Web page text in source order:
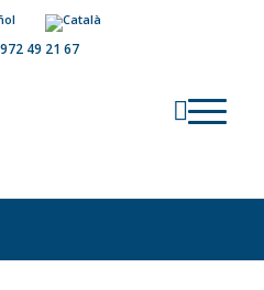
972 49 21 67